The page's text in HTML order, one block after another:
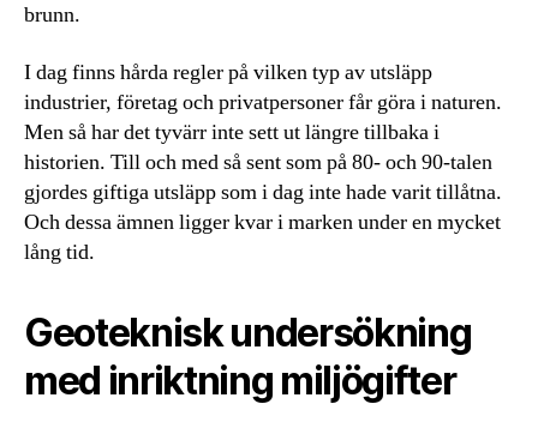
brunn.
I dag finns hårda regler på vilken typ av utsläpp
industrier, företag och privatpersoner får göra i naturen.
Men så har det tyvärr inte sett ut längre tillbaka i
historien. Till och med så sent som på 80- och 90-talen
gjordes giftiga utsläpp som i dag inte hade varit tillåtna.
Och dessa ämnen ligger kvar i marken under en mycket
lång tid.
Geoteknisk undersökning
med inriktning miljögifter